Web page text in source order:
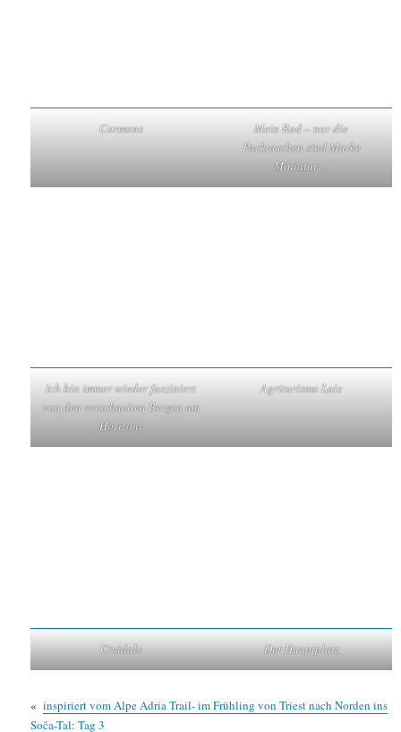
Cormons
Mein Rad – nur die
Packtaschen sind Marke
Miniatur…
Ich bin immer wieder fasziniert
von den verschneiten Bergen am
Horizont
Agriturismo Luis
Cividale Der Hauptplatz
« inspiriert vom Alpe Adria Trail- im Frühling von Triest nach Norden ins
Soča-Tal: Tag 3